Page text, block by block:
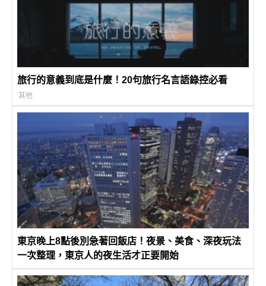
旅行的意義到底是什麼！20句旅行名言語錄控必看
其他
東京晚上8點後別急著回飯店！夜景、美食、深夜玩法
一次整理，東京人的夜生活才正要開始